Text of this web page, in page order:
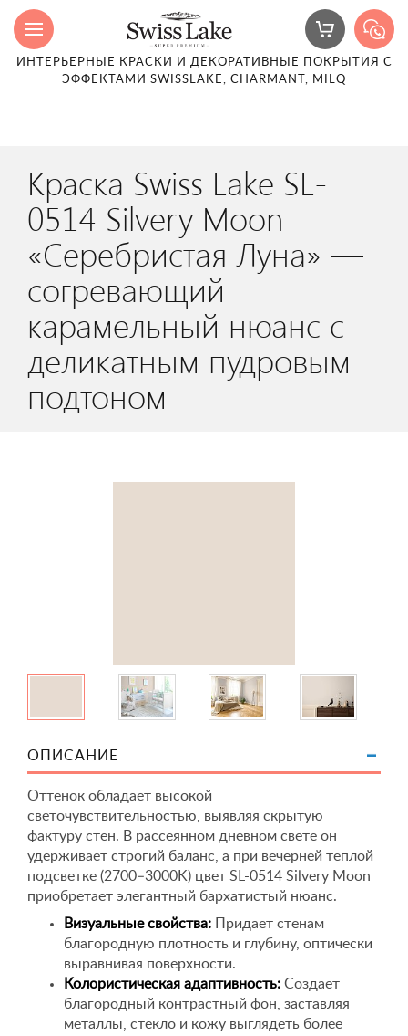
ИНТЕРЬЕРНЫЕ КРАСКИ И ДЕКОРАТИВНЫЕ ПОКРЫТИЯ С
ЭФФЕКТАМИ SWISSLAKE, CHARMANT, MILQ
Краска Swiss Lake SL-
0514 Silvery Moon
«Серебристая Луна» —
согревающий
карамельный нюанс с
деликатным пудровым
подтоном
ОПИСАНИЕ
Оттенок обладает высокой
светочувствительностью, выявляя скрытую
фактуру стен. В рассеянном дневном свете он
удерживает строгий баланс, а при вечерней теплой
подсветке (2700–3000K) цвет SL-0514 Silvery Moon
приобретает элегантный бархатистый нюанс.
Визуальные свойства: Придает стенам
благородную плотность и глубину, оптически
выравнивая поверхности.
Колористическая адаптивность: Создает
благородный контрастный фон, заставляя
металлы, стекло и кожу выглядеть более